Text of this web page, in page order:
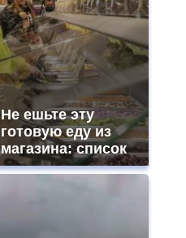
Не ешьте эту
готовую еду из
магазина: список